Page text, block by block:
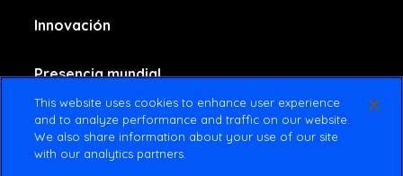
Innovación
Presencia mundial
Contáctenos
This website uses cookies to enhance user experience
and to analyze performance and traffic on our website.
We also share information about your use of our site
with our analytics partners.